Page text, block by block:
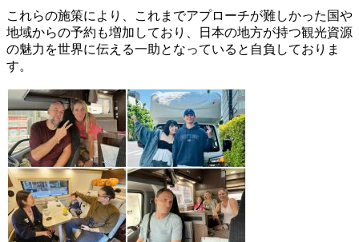
これらの施策により、これまでアプローチが難しかった国や
地域からの予約も増加しており、日本の地方が持つ観光資源
の魅力を世界に伝える一助となっていると自負しておりま
す。